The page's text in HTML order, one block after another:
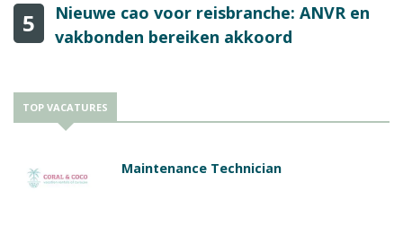
5
Nieuwe cao voor reisbranche: ANVR en
vakbonden bereiken akkoord
TOP VACATURES
Maintenance Technician